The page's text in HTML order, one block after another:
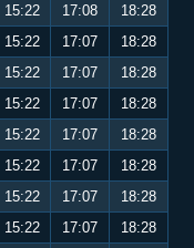
15:22 17:08
18:28
15:22 17:07
18:28
15:22 17:07
18:28
15:22 17:07
18:28
15:22 17:07
18:28
15:22 17:07
18:28
15:22 17:07
18:28
15:22 17:07
18:28